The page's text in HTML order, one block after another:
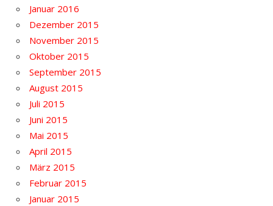
Januar 2016
Dezember 2015
November 2015
Oktober 2015
September 2015
August 2015
Juli 2015
Juni 2015
Mai 2015
April 2015
März 2015
Februar 2015
Januar 2015